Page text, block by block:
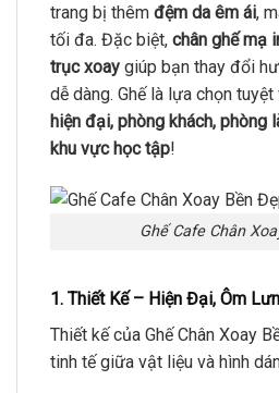
trang bị thêm đệm da êm ái,
tối đa. Đặc biệt, chân ghế mạ
trục xoay giúp bạn thay đổi
dễ dàng. Ghế là lựa chọn
hiện đại, phòng khách, phòng
khu vực học tập!
Ghế Cafe Chân
1. Thiết Kế – Hiện Đại, Ôm
Thiết kế của Ghế Chân Xoay
tinh tế giữa vật liệu và hình